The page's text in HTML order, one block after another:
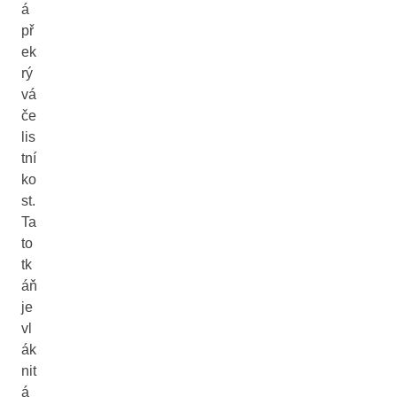
á
př
ek
rý
vá
če
lis
tní
ko
st.
Ta
to
tk
áň
je
vl
ák
nit
á